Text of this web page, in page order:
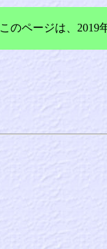
このページは、2019